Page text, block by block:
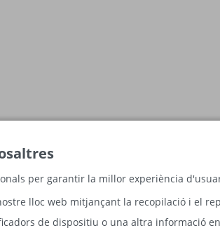
per garantir la millor experiència
lloc web mitjançant la recopilació i el
de dispositiu o una altra informació